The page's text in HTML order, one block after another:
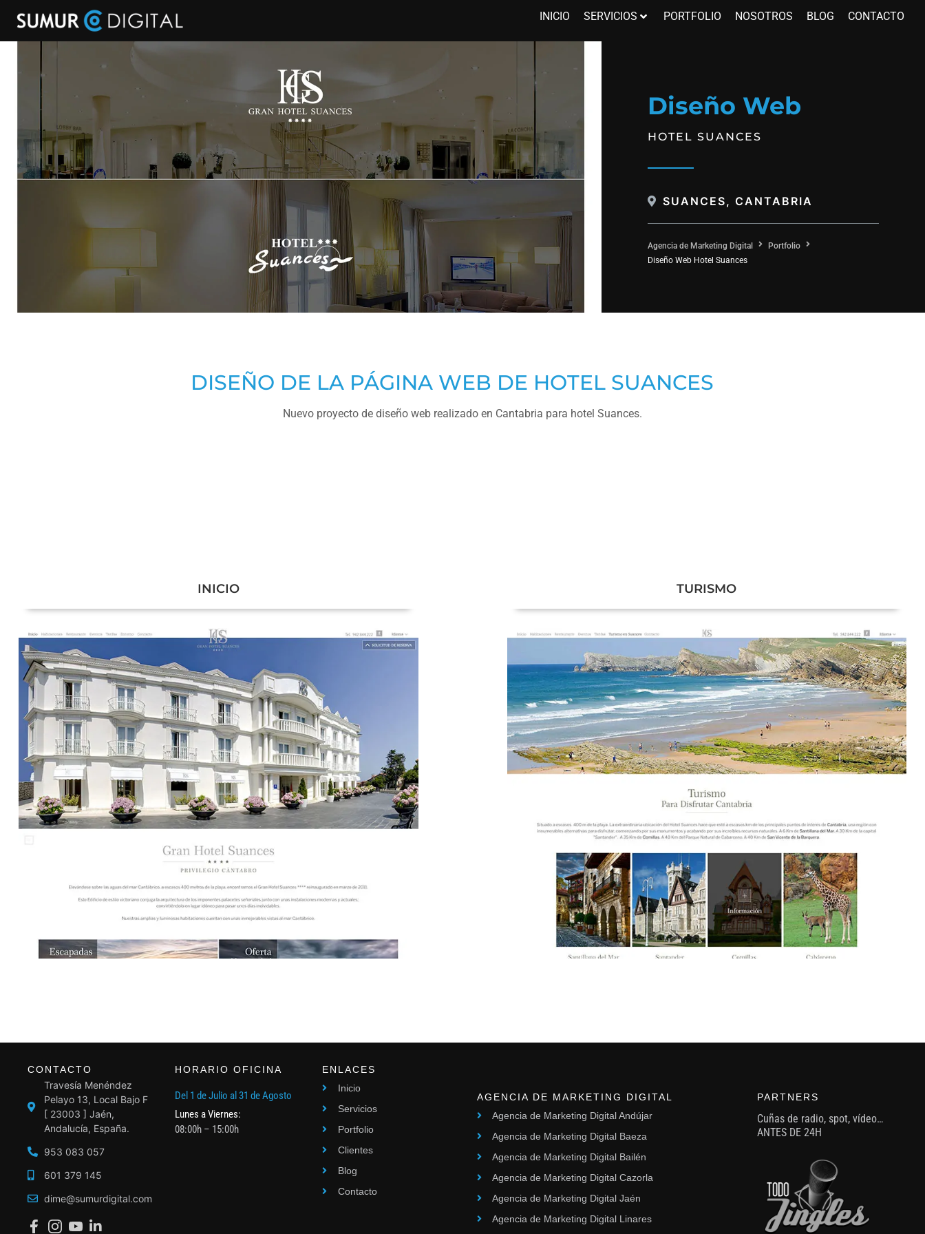
INICIO SERVICIOS PORTFOLIO NOSOTROS BLOG CONTACTO
Diseño Web
HOTEL SUANCES
SUANCES, CANTABRIA
Agencia de Marketing Digital
Portfolio
Diseño Web Hotel Suances
DISEÑO DE LA PÁGINA WEB DE HOTEL SUANCES
Nuevo proyecto de diseño web realizado en Cantabria para hotel Suances.
INICIO TURISMO
CONTACTO
Travesía Menéndez
Pelayo 13, Local Bajo F
[ 23003 ] Jaén,
Andalucía, España.
953 083 057
601 379 145
dime@sumurdigital.com
HORARIO OFICINA
Del 1 de Julio al 31 de Agosto
Lunes a Viernes:
08:00h – 15:00h
ENLACES
Inicio
Servicios
Portfolio
Clientes
Blog
Contacto
AGENCIA DE MARKETING DIGITAL
Agencia de Marketing Digital Andújar
Agencia de Marketing Digital Baeza
Agencia de Marketing Digital Bailén
Agencia de Marketing Digital Cazorla
Agencia de Marketing Digital Jaén
Agencia de Marketing Digital Linares
PARTNERS
Cuñas de radio, spot, vídeo…
ANTES DE 24H